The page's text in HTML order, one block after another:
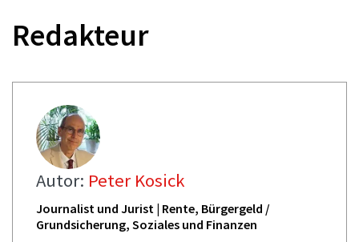
Redakteur
Autor: Peter Kosick
Journalist und Jurist | Rente, Bürgergeld /
Grundsicherung, Soziales und Finanzen